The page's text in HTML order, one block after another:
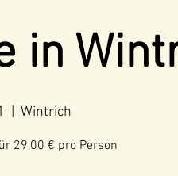
in
Wintrich
29,00 € pro Person